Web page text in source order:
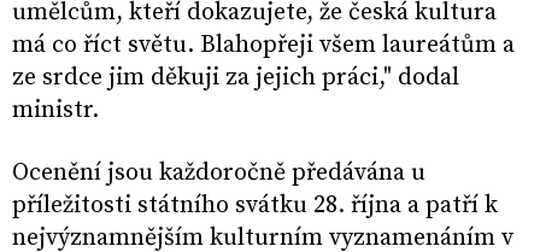
umělcům, kteří dokazujete, že česká kultura
má co říct světu. Blahopřeji všem laureátům a
ze srdce jim děkuji za jejich práci," dodal
ministr.
Ocenění jsou každoročně předávána u
příležitosti státního svátku 28. října a patří k
nejvýznamnějším kulturním vyznamenáním v